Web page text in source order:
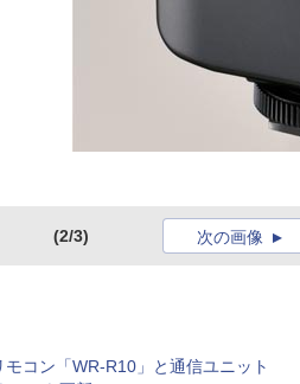
(2/3) 次の画像
コン「WR-R10」と通信ユニット